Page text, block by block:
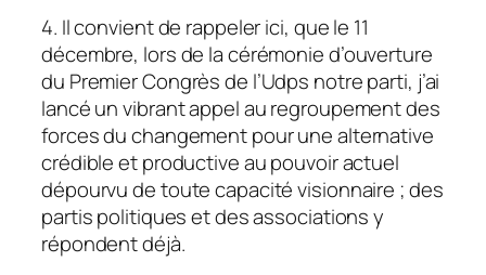
4. Il convient de rappeler ici, que le 11
décembre, lors de la cérémonie d’ouverture
du Premier Congrès de l’Udps notre parti, j’ai
lancé un vibrant appel au regroupement des
forces du changement pour une alternative
crédible et productive au pouvoir actuel
dépourvu de toute capacité visionnaire ; des
partis politiques et des associations y
répondent déjà.